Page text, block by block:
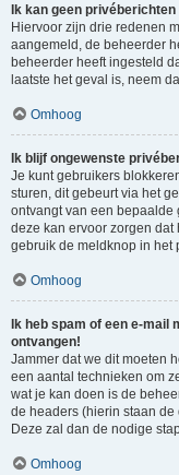
Ik kan geen privéberichten
Hiervoor zijn drie redenen
aangemeld, de beheerder
beheerder heeft ingesteld
laatste het geval is, neem
Omhoog
Ik blijf ongewenste
Je kunt gebruikers
sturen, dit gebeurt via het
ontvangt van een bepaalde
deze kan ervoor zorgen
gebruik de meldknop in het
Omhoog
Ik heb spam of een e-mail
ontvangen!
Jammer dat we dit moeten
een aantal technieken om
wat je kan doen is de
de headers (hierin staan de
Deze zal dan de nodige
Omhoog